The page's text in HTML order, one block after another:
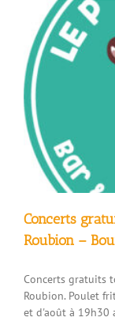
Concerts
Roubion –
Concerts gratuits
Roubion. Poulet
et d'août à 19h30